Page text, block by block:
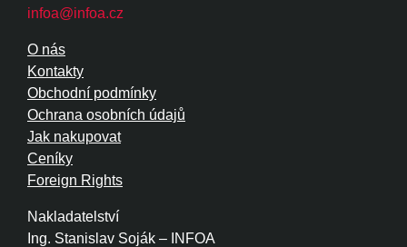
infoa@infoa.cz
Nakladatelství
Ing. Stanislav Soják – INFOA
O nás
Kontakty
Obchodní podmínky
Ochrana osobních údajů
Jak nakupovat
Ceníky
Foreign Rights